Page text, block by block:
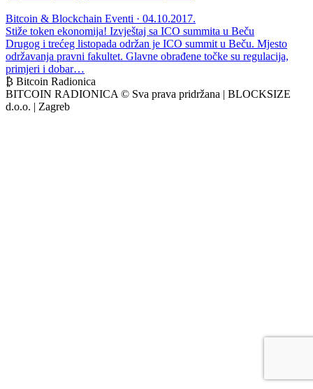
Bitcoin & Blockchain Eventi · 04.10.2017.
Stiže token ekonomija! Izvještaj sa ICO summita u Beču
Drugog i trećeg listopada održan je ICO summit u Beču. Mjesto
održavanja pravni fakultet. Glavne obrađene točke su regulacija,
primjeri i dobar…
₿ Bitcoin Radionica
BITCOIN RADIONICA © Sva prava pridržana | BLOCKSIZE
d.o.o. | Zagreb